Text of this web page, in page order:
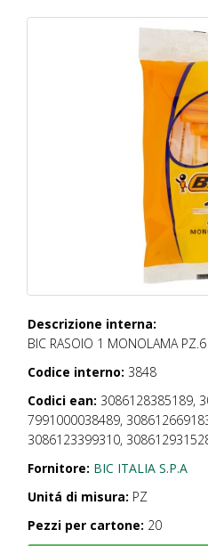
Descrizione interna:
BIC RASOIO 1 MONOLAMA PZ.6
Codice interno: 3848
Codici ean: 3086128385189,
7991000038489,
3086123399310,
Fornitore: BIC ITALIA S.P.A
Unitá di misura: PZ
Pezzi per cartone: 20